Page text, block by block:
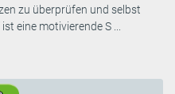
zu überprüfen und selbst
eine motivierende S ...